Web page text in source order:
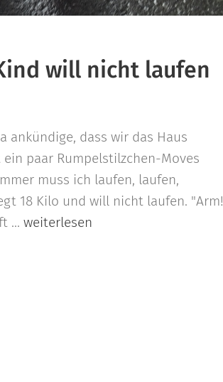
will nicht laufen
ankündige, dass wir das Haus
paar Rumpelstilzchen-Moves
muss ich laufen, laufen,
18 Kilo und will nicht laufen. "Arm!
... weiterlesen